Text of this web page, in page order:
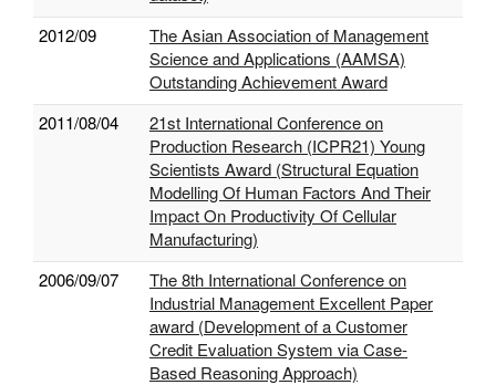
2012/09
The Asian Association of Management
Science and Applications (AAMSA)
Outstanding Achievement Award
2011/08/04
21st International Conference on
Production Research (ICPR21) Young
Scientists Award (Structural Equation
Modelling Of Human Factors And Their
Impact On Productivity Of Cellular
Manufacturing)
2006/09/07
The 8th International Conference on
Industrial Management Excellent Paper
award (Development of a Customer
Credit Evaluation System via Case-
Based Reasoning Approach)